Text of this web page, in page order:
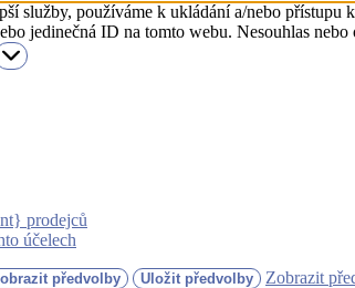
služby, používáme k ukládání a/nebo přístupu
jedinečná ID na tomto webu. Nesouhlas
prodejců
účelech
předvolby Uložit předvolby Zobrazit